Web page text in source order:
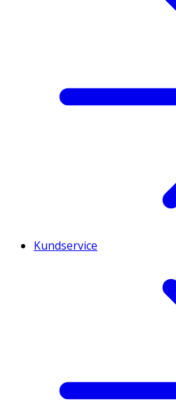
Kundservice